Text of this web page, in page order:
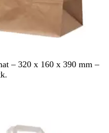
– 320 x 160 x 390 mm –